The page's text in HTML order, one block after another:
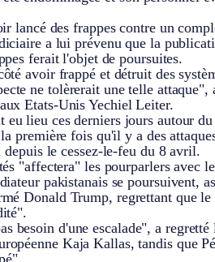
lancé des frappes contre un
a lui prévenu que la
ferait l'objet de poursuites.
avoir frappé et détruit des
ne tolèrerait une telle attaque",
Etats-Unis Yechiel Leiter.
eu lieu ces derniers jours autour
première fois qu'il y a des
le cessez-le-feu du 8 avril.
"affectera" les pourparlers avec
pakistanais se poursuivent,
Donald Trump, regrettant que
besoin d'une escalade", a
Kaja Kallas, tandis que